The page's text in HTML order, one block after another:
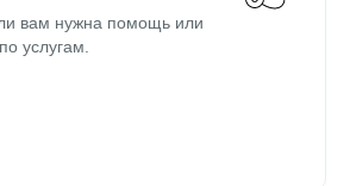
вам нужна помощь или
услугам.